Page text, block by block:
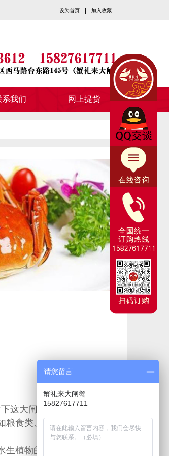
设为首页 加入收藏
系我们 网上提货
这大闸蟹都吃什么吧！
粮食类、饼粕类，以及人工
植物的果实等及小鱼、小
请您留言
蟹礼来大闸蟹
15827617711